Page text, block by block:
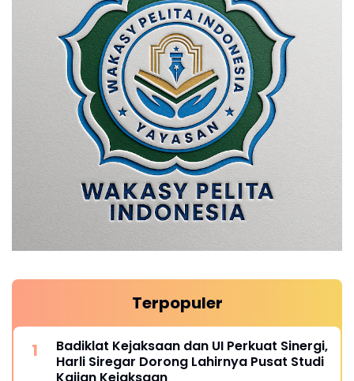
Terpopuler
Badiklat Kejaksaan dan UI Perkuat Sinergi,
Harli Siregar Dorong Lahirnya Pusat Studi
Kajian Kejaksaan